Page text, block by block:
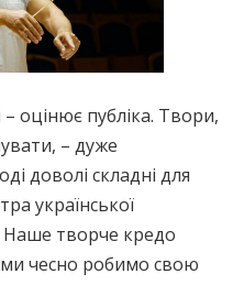
оцінює публіка. Твори,
– дуже
доволі складні для
української
творче кредо
чесно робимо свою